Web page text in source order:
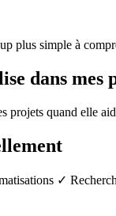
plus simple à
dans mes
projets quand elle
✓